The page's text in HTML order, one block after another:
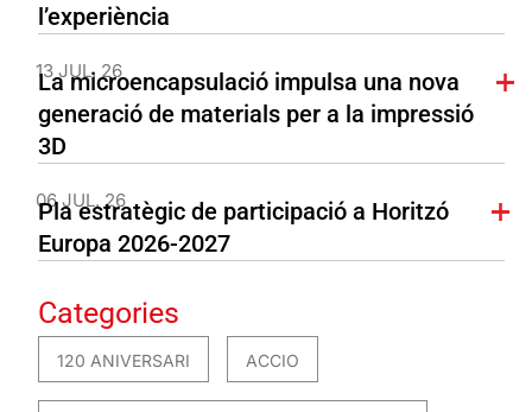
l’experiència
13 JUL. 26
La microencapsulació impulsa una nova
generació de materials per a la impressió
3D
06 JUL. 26
Pla estratègic de participació a Horitzó
Europa 2026-2027
Categories
120 ANIVERSARI ACCIO